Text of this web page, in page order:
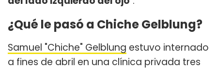
¿Qué le pasó a Chiche Gelblung?
Samuel "Chiche" Gelblung estuvo internado
a fines de abril en una clínica privada tres